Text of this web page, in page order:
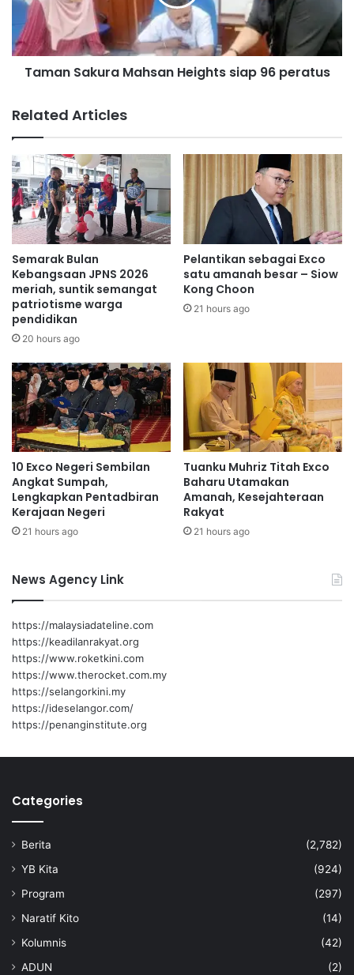
komuniti atau pun orang perseorangan.
Semoga usaha kecil ini dapat mendemokrasikan wang
rakyat dengan memberi manfaat terus kepada
Rafizi Ramli
Menteri Ekonomi
p
a
s
l
a
h
c
a
p
a
i
t
a
h
a
p
p
r
k
e
m
b
a
n
g
a
n
S
k
u
a
h
s
a
n
H
e
i
g
h
t
s
s
i
p
9
6
p
e
r
a
t
u
s
Taman Sakura Mahsan Heights siap 96 peratus
Related Articles
Semarak Bulan
Kebangsaan JPNS 2026
meriah, suntik semangat
patriotisme warga
pendidikan
20 hours ago
Pelantikan sebagai Exco
satu amanah besar – Siow
Kong Choon
21 hours ago
10 Exco Negeri Sembilan
Angkat Sumpah,
Lengkapkan Pentadbiran
Kerajaan Negeri
21 hours ago
Tuanku Muhriz Titah Exco
Baharu Utamakan
Amanah, Kesejahteraan
Rakyat
21 hours ago
News Agency Link
https://malaysiadateline.com
https://keadilanrakyat.org
https://www.roketkini.com
https://www.therocket.com.my
https://selangorkini.my
https://ideselangor.com/
https://penanginstitute.org
Categories
Berita
(2,782)
YB Kita
(924)
Program
(297)
Naratif Kito
(14)
Kolumnis
(42)
ADUN
(2)